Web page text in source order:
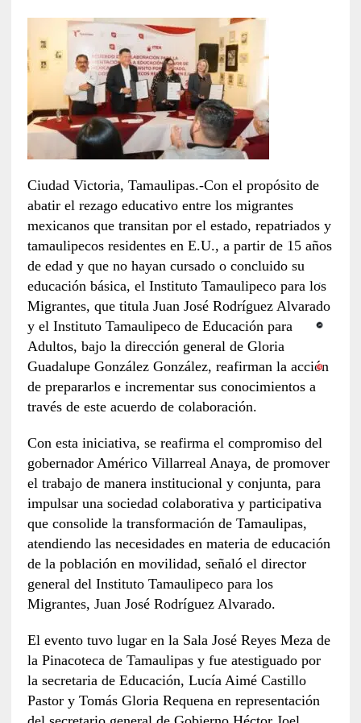
Ciudad Victoria, Tamaulipas.-Con el propósito de
abatir el rezago educativo entre los migrantes
mexicanos que transitan por el estado, repatriados y
tamaulipecos residentes en E.U., a partir de 15 años
de edad y que no hayan cursado o concluido su
educación básica, el Instituto Tamaulipeco para los
Migrantes, que titula Juan José Rodríguez Alvarado
y el Instituto Tamaulipeco de Educación para
Adultos, bajo la dirección general de Gloria
Guadalupe González González, reafirman la acción
de prepararlos e incrementar sus conocimientos a
través de este acuerdo de colaboración.
Con esta iniciativa, se reafirma el compromiso del
gobernador Américo Villarreal Anaya, de promover
el trabajo de manera institucional y conjunta, para
impulsar una sociedad colaborativa y participativa
que consolide la transformación de Tamaulipas,
atendiendo las necesidades en materia de educación
de la población en movilidad, señaló el director
general del Instituto Tamaulipeco para los
Migrantes, Juan José Rodríguez Alvarado.
El evento tuvo lugar en la Sala José Reyes Meza de
la Pinacoteca de Tamaulipas y fue atestiguado por
la secretaria de Educación, Lucía Aimé Castillo
Pastor y Tomás Gloria Requena en representación